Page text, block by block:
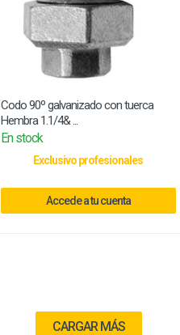
Codo 90º galvanizado con tuerca
Hembra 1.1/4& ...
En stock
Exclusivo profesionales
Accede a tu cuenta
CARGAR MÁS